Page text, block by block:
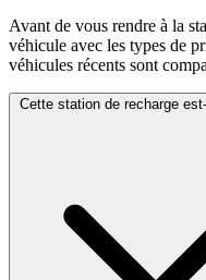
Avant de vous rendre à la
véhicule avec les types de
véhicules récents sont
Cette station de recharge